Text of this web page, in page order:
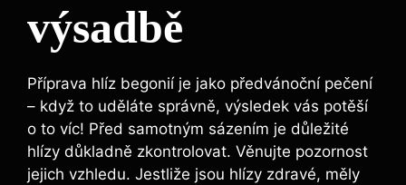
výsadbě
Příprava hlíz begonií je jako předvánoční pečení
– když to uděláte správně, výsledek vás potěší
o to víc! Před samotným sázením je důležité
hlízy důkladně zkontrolovat. Věnujte pozornost
jejich vzhledu. Jestliže jsou hlízy zdravé, měly